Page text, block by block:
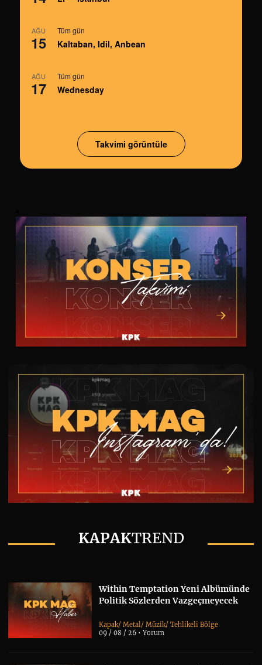
AĞU
15
Tüm gün
Kaltaban, Idil, Anbean
AĞU
17
Tüm gün
Wednesday
Takvimi görüntüle
KAPAKTREND
Within Temptation Yeni Albümünde
Politik Sözlerden Vazgeçmeyecek
Kapak/Metal/Müzik/Tehlikeli Bölge
09 / 08 / 26 •Yorum